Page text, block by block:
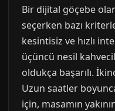
Bir dijital göçebe
seçerken bazı
kesintisiz ve hızlı
üçüncü nesil
oldukça başarılı.
Uzun saatler
için, masamın